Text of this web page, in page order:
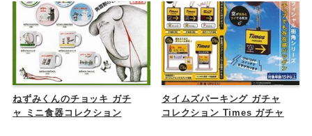
ねずみくんのチョッキ ガチ
ャ ミニ食器コレクション
タイムズパーキング ガチャ
コレクション Times ガチャ